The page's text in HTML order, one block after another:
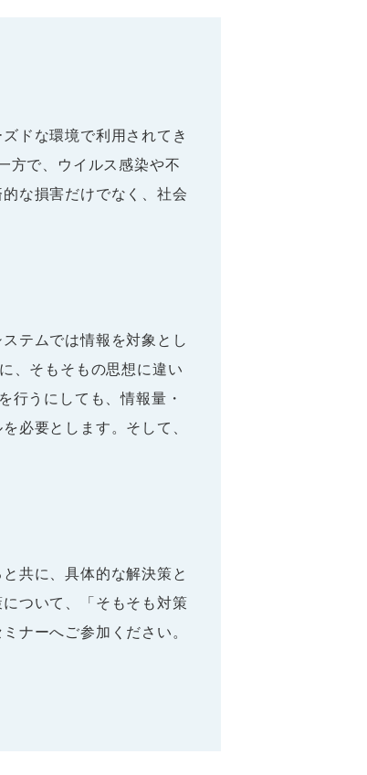
ドな環境で利用されてき
方で、ウイルス感染や不
な損害だけでなく、社会
テムでは情報を対象とし
、そもそもの思想に違い
行うにしても、情報量・
必要とします。そして、
共に、具体的な解決策と
ついて、「そもそも対策
ナーへご参加ください。